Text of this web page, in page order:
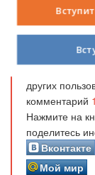
Дорогие
этой статье.
других
комментарий 1
Нажмите на
поделитесь
Вконтакте
Мой мир